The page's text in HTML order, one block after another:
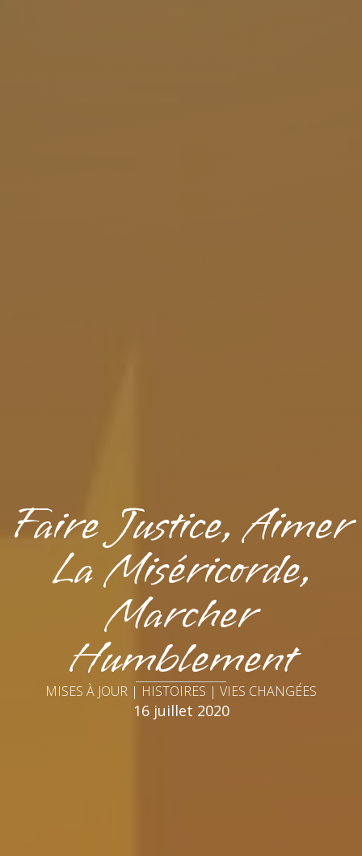
Faire Justice, Aimer
La Miséricorde,
Marcher
Humblement
MISES À JOUR | HISTOIRES | VIES CHANGÉES
16 juillet 2020